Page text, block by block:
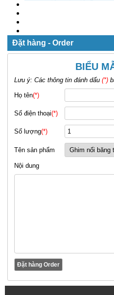
Đặt hàng - Order
BIỂU
Lưu ý: Các thông tin đánh dấu (*)
Họ tên(*)
Số điện thoại(*)
Số lượng(*)
Tên sản phẩm
Nội dung